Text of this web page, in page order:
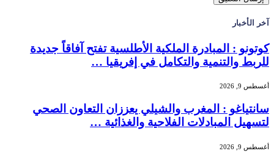
آخر الأخبار
كوتونو : المبادرة الملكية الأطلسية تفتح آفاقاً جديدة
للربط والتنمية والتكامل في إفريقيا …
أغسطس 9, 2026
سانتياغو : المغرب والشيلي يعززان التعاون الصحي
لتسهيل المبادلات الفلاحية والغذائية …
أغسطس 9, 2026